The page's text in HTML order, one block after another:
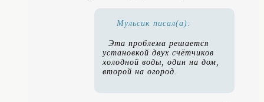
Мульсик писал(а):
Эта проблема решается
установкой двух счётчиков
холодной воды, один на дом,
второй на огород.